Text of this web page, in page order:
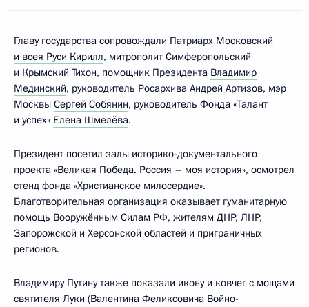
Главу государства сопровождали Патриарх Московский
и всея Руси Кирилл, митрополит Симферопольский
и Крымский Тихон, помощник Президента Владимир
Мединский, руководитель Росархива Андрей Артизов, мэр
Москвы Сергей Собянин, руководитель Фонда «Талант
и успех» Елена Шмелёва.
Президент посетил залы историко-документального
проекта «Великая Победа. Россия – моя история», осмотрел
стенд фонда «Христианское милосердие».
Благотворительная организация оказывает гуманитарную
помощь Вооружённым Силам РФ, жителям ДНР, ЛНР,
Запорожской и Херсонской областей и приграничных
регионов.
Владимиру Путину также показали икону и ковчег с мощами
святителя Луки (Валентина Феликсовича Войно-